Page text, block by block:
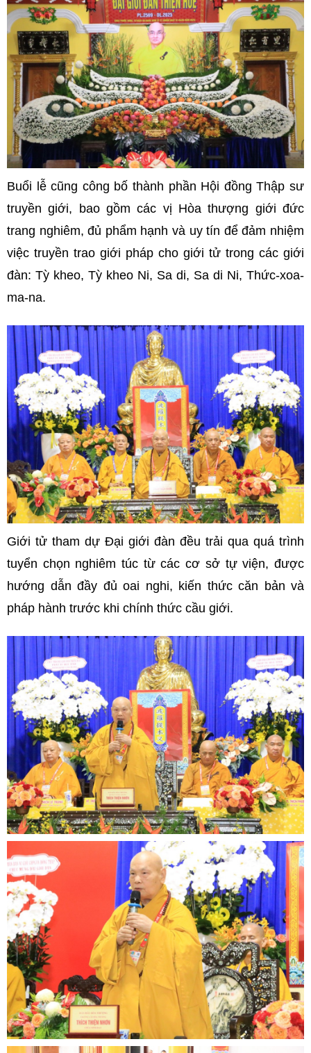
Buổi lễ cũng công bố thành phần Hội đồng Thập sư
truyền giới, bao gồm các vị Hòa thượng giới đức
trang nghiêm, đủ phẩm hạnh và uy tín để đảm nhiệm
việc truyền trao giới pháp cho giới tử trong các giới
đàn: Tỳ kheo, Tỳ kheo Ni, Sa di, Sa di Ni, Thức-xoa-
ma-na.
Giới tử tham dự Đại giới đàn đều trải qua quá trình
tuyển chọn nghiêm túc từ các cơ sở tự viện, được
hướng dẫn đầy đủ oai nghi, kiến thức căn bản và
pháp hành trước khi chính thức cầu giới.